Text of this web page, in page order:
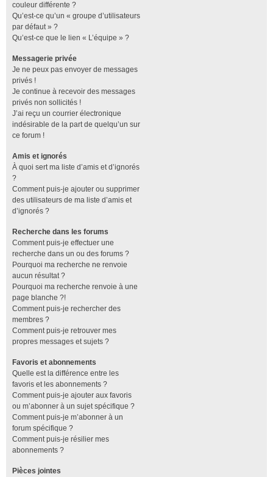
couleur différente ?
Qu’est-ce qu’un « groupe d’utilisateurs
par défaut » ?
Qu’est-ce que le lien « L’équipe » ?
Messagerie privée
Je ne peux pas envoyer de messages
privés !
Je continue à recevoir des messages
privés non sollicités !
J’ai reçu un courrier électronique
indésirable de la part de quelqu’un sur
ce forum !
Amis et ignorés
À quoi sert ma liste d’amis et d’ignorés
?
Comment puis-je ajouter ou supprimer
des utilisateurs de ma liste d’amis et
d’ignorés ?
Recherche dans les forums
Comment puis-je effectuer une
recherche dans un ou des forums ?
Pourquoi ma recherche ne renvoie
aucun résultat ?
Pourquoi ma recherche renvoie à une
page blanche ?!
Comment puis-je rechercher des
membres ?
Comment puis-je retrouver mes
propres messages et sujets ?
Favoris et abonnements
Quelle est la différence entre les
favoris et les abonnements ?
Comment puis-je ajouter aux favoris
ou m’abonner à un sujet spécifique ?
Comment puis-je m’abonner à un
forum spécifique ?
Comment puis-je résilier mes
abonnements ?
Pièces jointes